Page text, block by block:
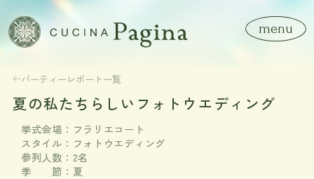
menu
close
パーティーレポート一覧
夏の私たちらしいフォトウエディング
挙式会場：フラリエコート
スタイル：フォトウエディング
参列人数：2名
季 節：夏